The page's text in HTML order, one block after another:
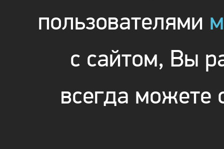
пользователями
с сайтом, Вы
всегда можете